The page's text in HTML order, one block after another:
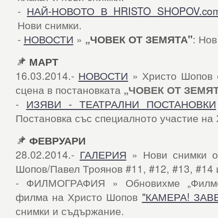
- НАЙ-НОВОТО В HRISTO
Нови снимки.
- НОВОСТИ » „ЧОВЕК ОТ ЗЕМЯТА":
МАРТ
16.03.2014.- НОВОСТИ » Христо Шопов
сцена в постановката „ЧОВЕК ОТ
- ИЗЯВИ - ТЕАТРАЛНИ ПОСТАНОВКИ
Постановка със специалното участие
ФЕВРУАРИ
28.02.2014.- ГАЛЕРИЯ » Нови снимки
Шопов/Павел Троянов #11, #12, #13, #14
- ФИЛМОГРАФИЯ » Обновихме
филма на Христо Шопов "КАМЕРА!
снимки и съдържание.